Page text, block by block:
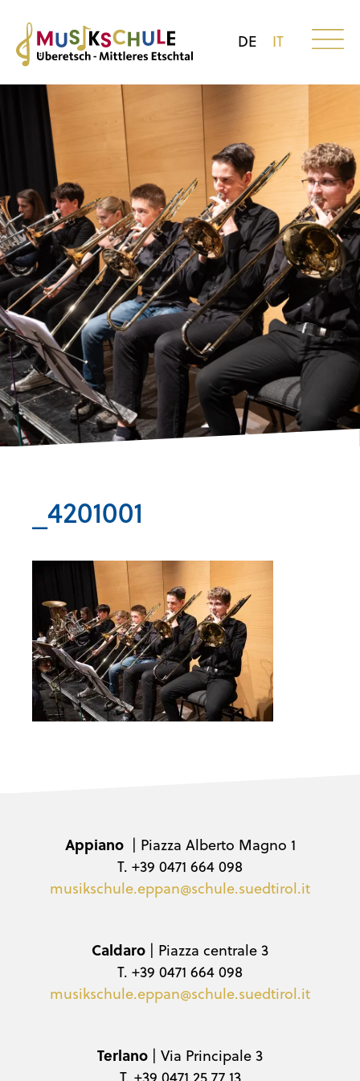
DE IT
_4201001
Appiano | Piazza Alberto Magno 1
T. +39 0471 664 098
musikschule.eppan@schule.suedtirol.it
Caldaro | Piazza centrale 3
T. +39 0471 664 098
musikschule.eppan@schule.suedtirol.it
Terlano | Via Principale 3
T. +39 0471 25 77 13